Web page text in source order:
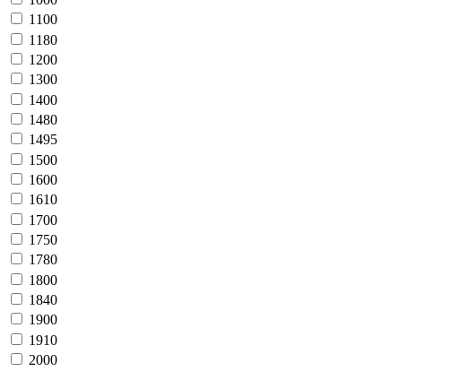
1100
1180
1200
1300
1400
1480
1495
1500
1600
1610
1700
1750
1780
1800
1840
1900
1910
2000